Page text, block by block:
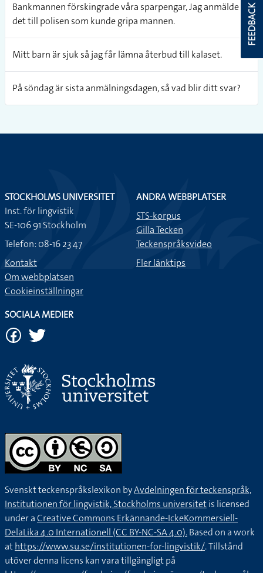
Bankmannen förskingrade våra sparpengar, Jag anmälde
det till polisen som kunde gripa mannen.
Mitt barn är sjuk så jag får lämna återbud till kalaset.
På söndag är sista anmälningsdagen, så vad blir ditt svar?
FEEDBACK
STOCKHOLMS UNIVERSITET
Inst. för lingvistik
SE-106 91 Stockholm
Telefon: 08-16 23 47
Kontakt
Om webbplatsen
Cookieinställningar
ANDRA WEBBPLATSER
STS-korpus
Gilla Tecken
Teckenspråksvideo
Fler länktips
SOCIALA MEDIER
Svenskt teckenspråkslexikon byAvdelningen för teckenspråk,
Institutionen för lingvistik, Stockholms universitetis licensed
under aCreative Commons Erkännande-IckeKommersiell-
DelaLika 4.0 Internationell (CC BY-NC-SA 4.0).Based on a work
athttps://www.su.se/institutionen-for-lingvistik/. Tillstånd
utöver denna licens kan vara tillgängligt på